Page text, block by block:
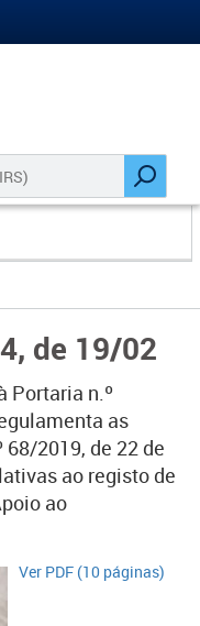
de 19/02
Portaria n.º
as
2019, de 22 de
ao registo de
ao
Ver PDF (10 páginas)​​